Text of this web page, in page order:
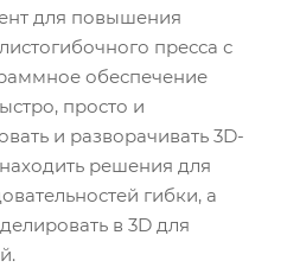
для повышения
пресса с
обеспечение
просто и
и разворачивать 3D-
решения для
гибки, а
в 3D для